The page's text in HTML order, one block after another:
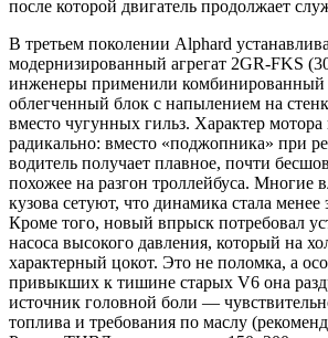
после которой двигатель продолжает
В третьем поколении Alphard
модернизированный агрегат 2GR-FKS
инженеры применили комбинированный
облегченный блок с напылением на
вместо чугунных гильз. Характер мотора
радикально: вместо «поджопника» при
водитель получает плавное, почти
похожее на разгон троллейбуса. Многие
кузова сетуют, что динамика стала
Кроме того, новый впрыск потребовал
насоса высокого давления, который на
характерный цокот. Это не поломка, а
привыкших к тишине старых V6 она
источник головной боли —
топлива и требования по маслу